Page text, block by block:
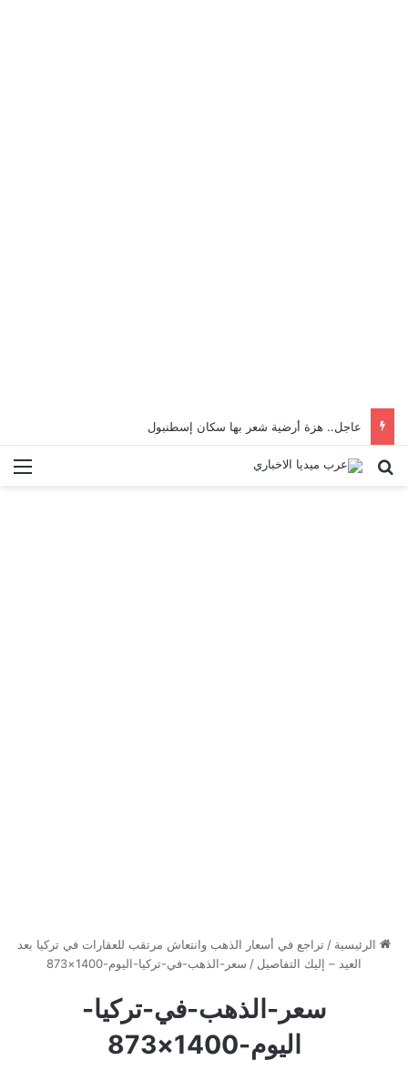
عاجل.. هزة أرضية شعر بها سكان إسطنبول
بحث عن
الرئيسية / تراجع في أسعار الذهب وانتعاش مرتقب للعقارات في تركيا بعد
العيد – إليك التفاصيل / سعر-الذهب-في-تركيا-اليوم-1400×873
سعر-الذهب-في-تركيا-
اليوم-1400×873